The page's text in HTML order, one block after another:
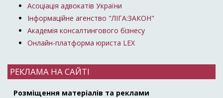
Асоціація адвокатів України
Інформаційне агенство "ЛІГА:ЗАКОН"
Академія консалтингового бізнесу
Онлайн-платформа юриста LEX
РЕКЛАМА НА САЙТІ
Розміщення матеріалів та реклами